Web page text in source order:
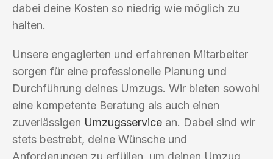
dabei deine Kosten so niedrig wie möglich zu
halten.
Unsere engagierten und erfahrenen Mitarbeiter
sorgen für eine professionelle Planung und
Durchführung deines Umzugs. Wir bieten sowohl
eine kompetente Beratung als auch einen
zuverlässigen Umzugsservice an. Dabei sind wir
stets bestrebt, deine Wünsche und
Anforderungen zu erfüllen, um deinen Umzug